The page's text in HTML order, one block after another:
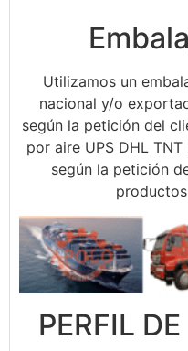
Utilizamos un
nacional y/o
según la petición del
por aire UPS DHL
según la petición
PERFIL